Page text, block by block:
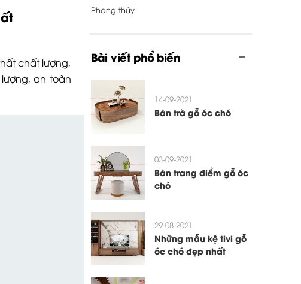
chất lượng,
an toàn
Phong thủy
Bài viết phổ biến
14-09-2021
Bàn trà gỗ óc chó
03-09-2021
Bàn trang điểm gỗ óc
chó
29-08-2021
Những mẫu kệ tivi gỗ
óc chó đẹp nhất